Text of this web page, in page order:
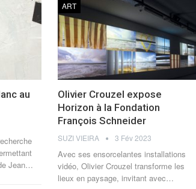
au
Jean…
ART
Olivier Crouzel expose
Horizon à la Fondation
François Schneider
SUZI VIEIRA 3 Fév 2023
Avec ses ensorcelantes installations
vidéo, Olivier Crouzel transforme les
lieux en paysage, invitant avec…